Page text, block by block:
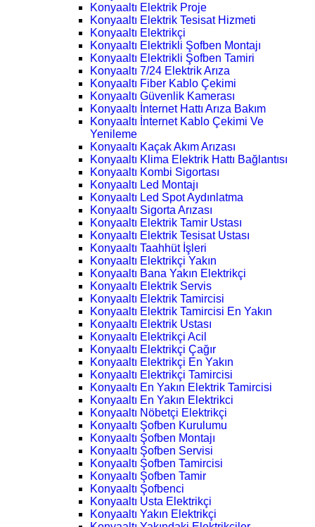
Konyaaltı Elektrik Proje
Konyaaltı Elektrik Tesisat Hizmeti
Konyaaltı Elektrikçi
Konyaaltı Elektrikli Şofben Montajı
Konyaaltı Elektrikli Şofben Tamiri
Konyaaltı 7/24 Elektrik Arıza
Konyaaltı Fiber Kablo Çekimi
Konyaaltı Güvenlik Kamerası
Konyaaltı İnternet Hattı Arıza Bakım
Konyaaltı İnternet Kablo Çekimi Ve
Yenileme
Konyaaltı Kaçak Akım Arızası
Konyaaltı Klima Elektrik Hattı Bağlantısı
Konyaaltı Kombi Sigortası
Konyaaltı Led Montajı
Konyaaltı Led Spot Aydınlatma
Konyaaltı Sigorta Arızası
Konyaaltı Elektrik Tamir Ustası
Konyaaltı Elektrik Tesisat Ustası
Konyaaltı Taahhüt İşleri
Konyaaltı Elektrikçi Yakın
Konyaaltı Bana Yakın Elektrikçi
Konyaaltı Elektrik Servis
Konyaaltı Elektrik Tamircisi
Konyaaltı Elektrik Tamircisi En Yakın
Konyaaltı Elektrik Ustası
Konyaaltı Elektrikçi Acil
Konyaaltı Elektrikçi Çağır
Konyaaltı Elektrikçi En Yakın
Konyaaltı Elektrikçi Tamircisi
Konyaaltı En Yakın Elektrik Tamircisi
Konyaaltı En Yakın Elektrikci
Konyaaltı Nöbetçi Elektrikçi
Konyaaltı Şofben Kurulumu
Konyaaltı Şofben Montajı
Konyaaltı Şofben Servisi
Konyaaltı Şofben Tamircisi
Konyaaltı Şofben Tamir
Konyaaltı Şofbenci
Konyaaltı Usta Elektrikçi
Konyaaltı Yakın Elektrikçi